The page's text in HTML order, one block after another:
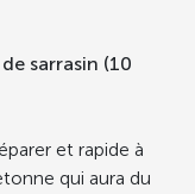
sarrasin (10
et rapide à
qui aura du